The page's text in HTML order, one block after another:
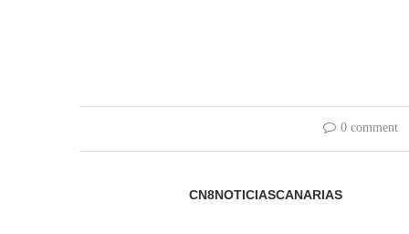
0 comment
CN8NOTICIASCANARIAS